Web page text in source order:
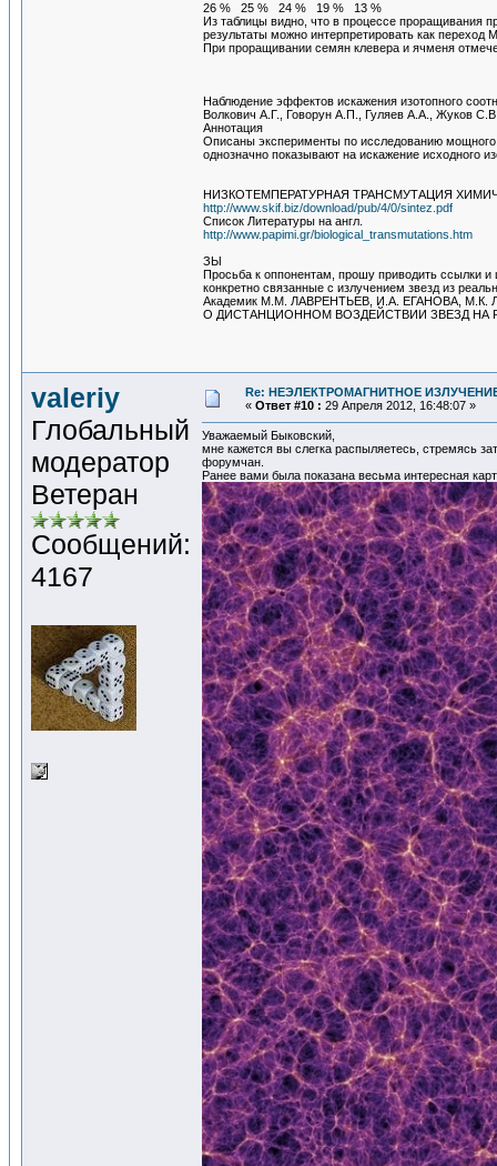
26 % 25 % 24 % 19 % 13 %
Из таблицы видно, что в процессе проращивания
результаты можно интерпретировать как
При проращивании семян клевера и ячменя
Наблюдение эффектов искажения изотопного
Волкович А.Г., Говорун А.П., Гуляев А.А., Жуков
Аннотация
Описаны эксперименты по исследованию мощного
однозначно показывают на искажение исходного
НИЗКОТЕМПЕРАТУРНАЯ ТРАНСМУТАЦИЯ
http://www.skif.biz/download/pub/4/0/sintez.pdf
Список Литературы на англ.
http://www.papimi.gr/biological_transmutations.htm
ЗЫ
Просьба к оппонентам, прошу приводить ссылки
конкретно связанные с излучением звезд из
Академик М.М. ЛАВРЕНТЬЕВ, И.А. ЕГАНОВА,
О ДИСТАНЦИОННОМ ВОЗДЕЙСТВИИ ЗВЕЗД НА
valeriy
Глобальный
модератор
Ветеран
Сообщений:
4167
Re: НЕЭЛЕКТРОМАГНИТНОЕ
« Ответ #10 : 29 Апреля 2012, 16:48:07 »
Уважаемый Быковский,
мне кажется вы слегка распыляетесь, стремясь
форумчан.
Ранее вами была показана весьма интересная